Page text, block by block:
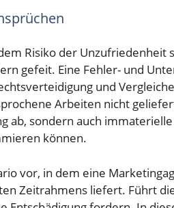
Risiko der Unzufriedenheit
gefeit. Eine Fehler- und
und
Arbeiten nicht
ab, sondern auch immaterielle
können.
vor, in dem eine
Zeitrahmens liefert. Führt